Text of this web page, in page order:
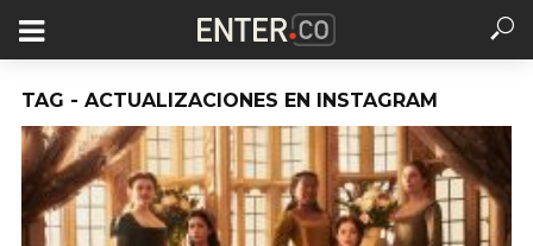
TAG - ACTUALIZACIONES EN INSTAGRAM